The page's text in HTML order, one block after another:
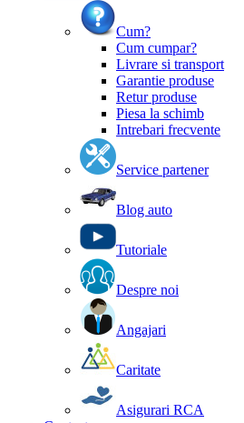
Cum?
Cum cumpar?
Livrare si transport
Garantie produse
Retur produse
Piesa la schimb
Intrebari frecvente
Service partener
Blog auto
Tutoriale
Despre noi
Angajari
Caritate
Asigurari RCA